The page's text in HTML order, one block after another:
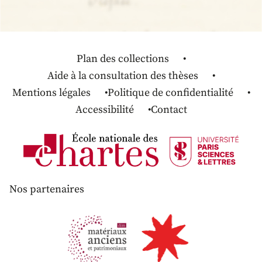
Plan des collections
Aide à la consultation des thèses
Mentions légales
Politique de confidentialité
Accessibilité
Contact
Nos partenaires